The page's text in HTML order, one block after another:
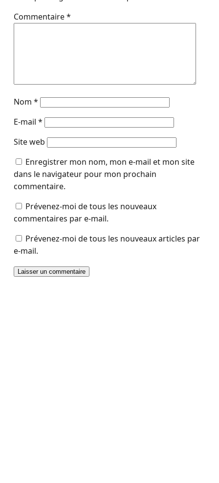
Commentaire*
Nom *
E-mail *
Site web
Enregistrer mon nom, mon e-mail et mon site
dans le navigateur pour mon prochain
commentaire.
Prévenez-moi de tous les nouveaux
commentaires par e-mail.
Prévenez-moi de tous les nouveaux articles par
e-mail.